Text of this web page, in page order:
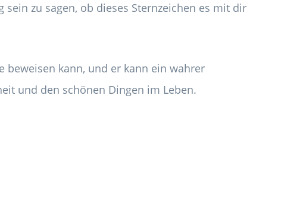
sein zu sagen, ob dieses Sternzeichen es mit dir
beweisen kann, und er kann ein wahrer
und den schönen Dingen im Leben.